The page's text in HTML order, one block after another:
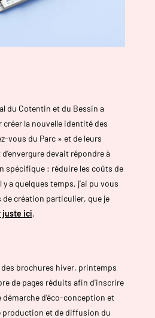
du Cotentin et du Bessin a
la nouvelle identité des
vous du Parc » et de leurs
devait répondre à
spécifique : réduire les coûts de
a quelques temps, j’ai pu vous
de création particulier, que je
juste ici.
brochures hiver, printemps
de pages réduits afin d’inscrire
d’éco-conception et
production et de diffusion du